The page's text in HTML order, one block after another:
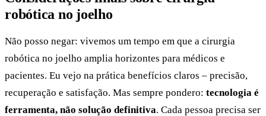
robótica no joelho
Não posso negar: vivemos um tempo em que a cirurgia
robótica no joelho amplia horizontes para médicos e
pacientes. Eu vejo na prática benefícios claros – precisão,
recuperação e satisfação. Mas sempre pondero: tecnologia é
ferramenta, não solução definitiva. Cada pessoa precisa ser